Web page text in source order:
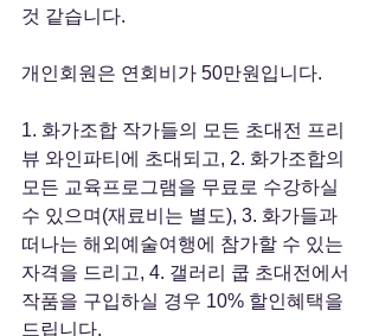
것 같습니다.
개인회원은 연회비가 50만원입니다.
1. 화가조합 작가들의 모든 초대전 프리
뷰 와인파티에 초대되고, 2. 화가조합의
모든 교육프로그램을 무료로 수강하실
수 있으며(재료비는 별도), 3. 화가들과
떠나는 해외예술여행에 참가할 수 있는
자격을 드리고, 4. 갤러리 쿱 초대전에서
작품을 구입하실 경우 10% 할인혜택을
드립니다.